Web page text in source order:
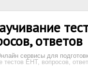
ответов
сервисы для
тестов ЕНТ, вопросов,